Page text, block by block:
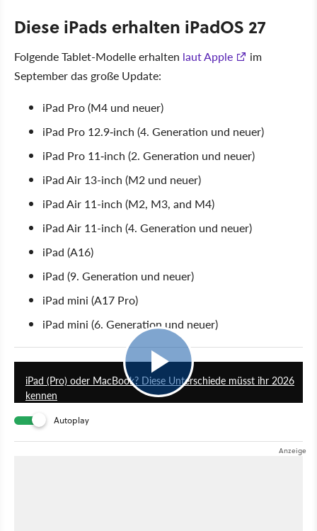
Diese iPads erhalten iPadOS 27
Folgende Tablet-Modelle erhalten laut Apple
im
September das große Update:
iPad Pro (M4 und neuer)
iPad Pro 12.9‑inch (4. Generation und neuer)
iPad Pro 11‑inch (2. Generation und neuer)
iPad Air 13-inch (M2 und neuer)
iPad Air 11-inch (M2, M3, and M4)
iPad Air 11-inch (4. Generation und neuer)
iPad (A16)
iPad (9. Generation und neuer)
iPad mini (A17 Pro)
iPad mini (6. Generation und neuer)
15:01
iPad (Pro) oder MacBook? Diese Unterschiede müsst ihr 2026
kennen
Autoplay